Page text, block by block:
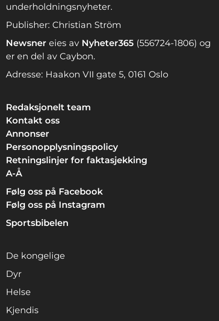
underholdningsnyheter.
Publisher: Christian Ström
Newsner eies av Nyheter365 (556724-1806) og
er en del av Caybon.
Adresse: Haakon VII gate 5, 0161 Oslo
Redaksjonelt team
Kontakt oss
Annonser
Personopplysningspolicy
Retningslinjer for faktasjekking
A-Å
Følg oss på Facebook
Følg oss på Instagram
Sportsbibelen
De kongelige
Dyr
Helse
Kjendis